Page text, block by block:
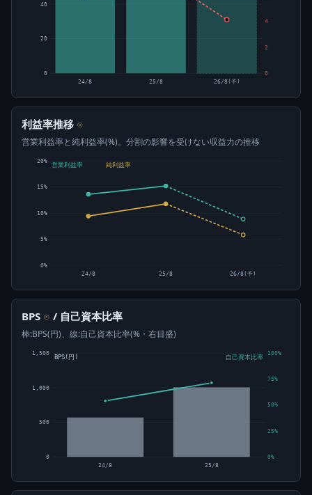
0
20
40
0
2
4
24/8 25/8 26/8(予)
利益率推移 ⊙
営業利益率と純利益率(%)。分割の影響を受けない収益力の推移
0%
5%
10%
15%
20%
営業利益率 純利益率
24/8 25/8 26/8(予)
BPS ⊙ / 自己資本比率
棒:BPS(円)、線:自己資本比率(%・右目盛)
0
500
1,000
1,500
0%
25%
50%
75%
100%
24/8 25/8
BPS(円) 自己資本比率